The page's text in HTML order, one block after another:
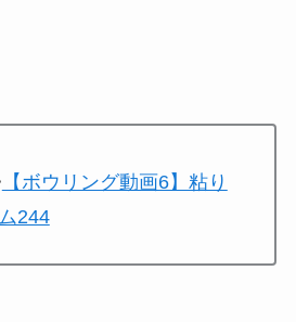
【ボウリング動画6】粘り
244